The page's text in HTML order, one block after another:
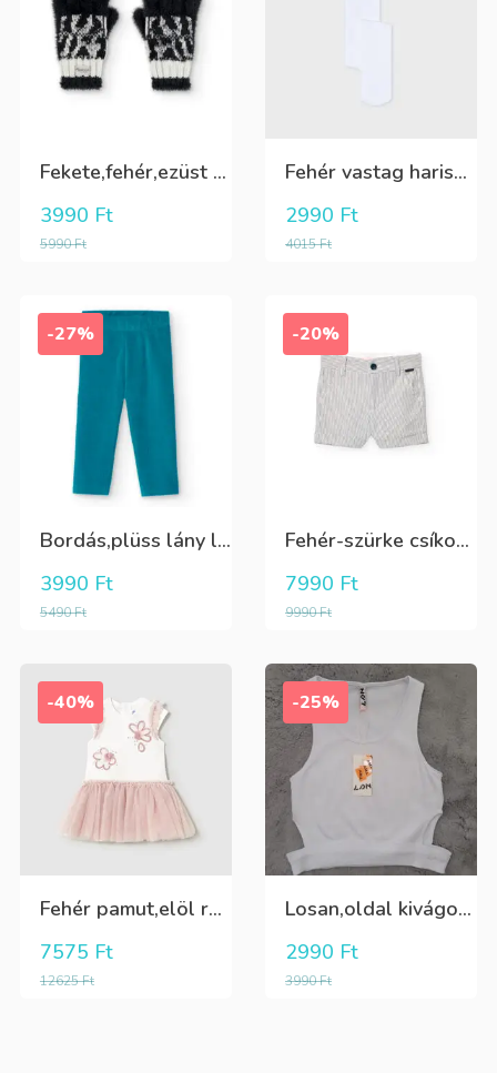
Fekete,fehér,ezüst kötött kesztyű
5990Ft
3990 Ft
Fehér vastag harisnya, puha meleg
4015Ft
2990 Ft
-27%
Bordás,plüss lány leggings zöldeskék
5490Ft
3990 Ft
-20%
Fehér-szürke csíkos,elegáns,fiú vászon rövidnadrág
9990Ft
7990 Ft
-40%
Fehér pamut,elöl rátűzött virággal,vállon és a szoknya része pöttyös tüll,egybe ruha
12625Ft
7575 Ft
-25%
Losan,oldal kivágott,alul passzés rövid lány trikó,póló
3990Ft
2990 Ft